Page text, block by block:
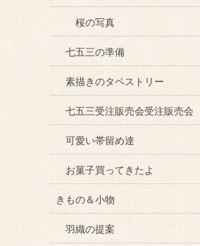
桜の写真
七五三の準備
素描きのタペストリー
七五三受注販売会受注販売会
可愛い帯留め達
お菓子買ってきたよ
きもの＆小物
羽織の提案